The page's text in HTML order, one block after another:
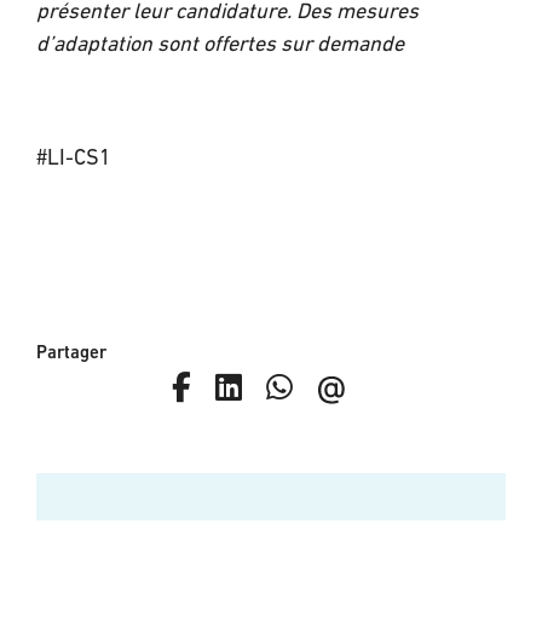
présenter leur candidature. Des mesures
d’adaptation sont offertes sur demande
#LI-CS1
Partager